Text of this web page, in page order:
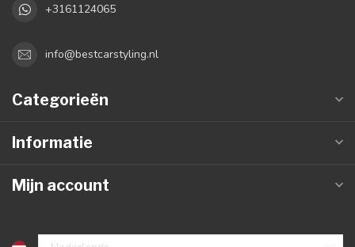
+3161124065
info@bestcarstyling.nl
Categorieën
Informatie
Mijn account